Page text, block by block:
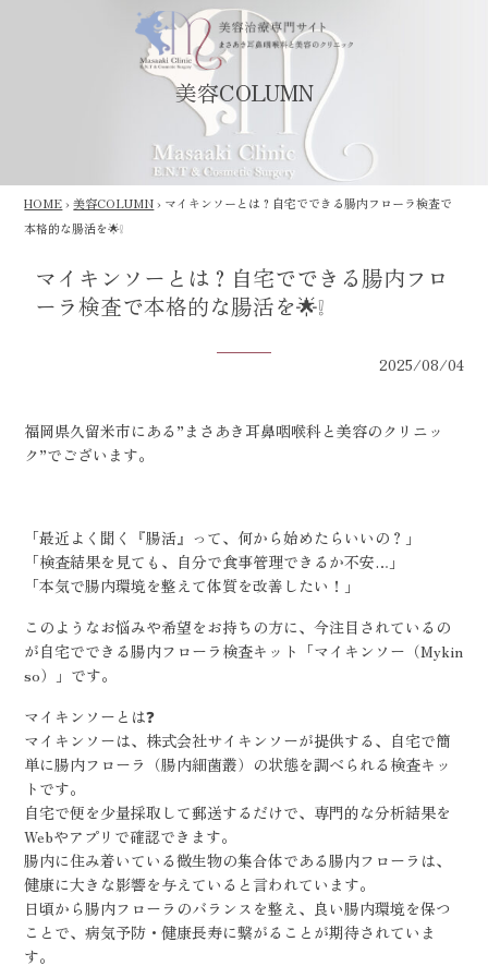
美容COLUMN
HOME › 美容COLUMN › マイキンソーとは？自宅でできる腸内フローラ検査で
本格的な腸活を🌟❕
マイキンソーとは？自宅でできる腸内フロ
ーラ検査で本格的な腸活を🌟❕
2025/08/04
福岡県久留米市にある”まさあき耳鼻咽喉科と美容のクリニッ
ク”でございます。
「最近よく聞く『腸活』って、何から始めたらいいの？」
「検査結果を見ても、自分で食事管理できるか不安…」
「本気で腸内環境を整えて体質を改善したい！」
このようなお悩みや希望をお持ちの方に、今注目されているの
が自宅でできる腸内フローラ検査キット「マイキンソー（Mykin
so）」です。
マイキンソーとは❓
マイキンソーは、株式会社サイキンソーが提供する、自宅で簡
単に腸内フローラ（腸内細菌叢）の状態を調べられる検査キッ
トです。
自宅で便を少量採取して郵送するだけで、専門的な分析結果を
Webやアプリで確認できます。
腸内に住み着いている微生物の集合体である腸内フローラは、
健康に大きな影響を与えていると言われています。
日頃から腸内フローラのバランスを整え、良い腸内環境を保つ
ことで、病気予防・健康長寿に繋がることが期待されていま
す。